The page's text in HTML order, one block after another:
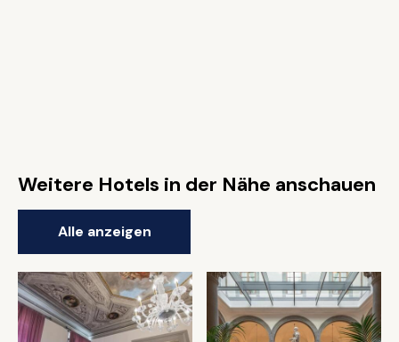
Weitere Hotels in der Nähe anschauen
Alle anzeigen